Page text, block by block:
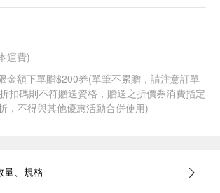
運費)
金額下單贈$200券(單筆不累贈，請注意訂單
扣碼則不符贈送資格，贈送之折價券消費指定
，不得與其他優惠活動合併使用)
量、規格